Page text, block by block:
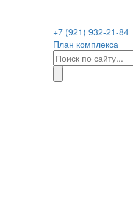
+7 (921) 932-21-84
План комплекса